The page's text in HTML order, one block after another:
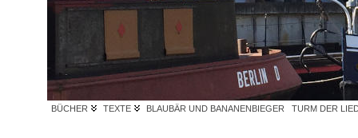
BÜCHER TEXTE BLAUBÄR UND BANANENBIEGER TURM DER